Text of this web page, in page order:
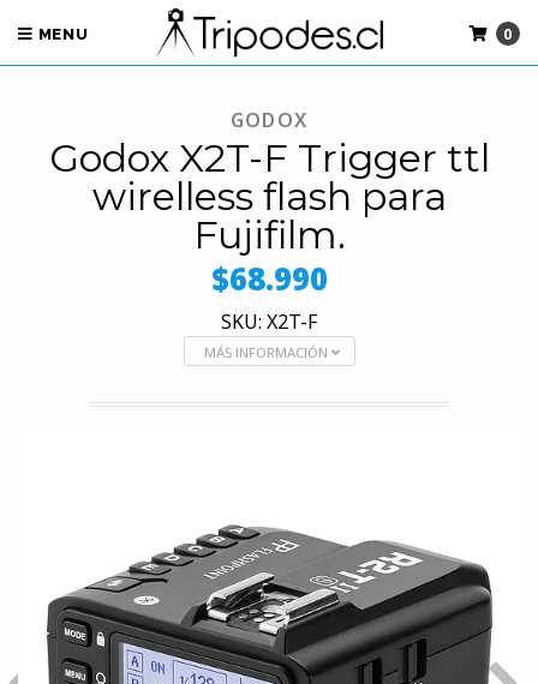
MENU 0
GODOX
Godox X2T-F Trigger ttl
wirelless flash para
Fujifilm.
$68.990
SKU: X2T-F
MÁS INFORMACIÓN